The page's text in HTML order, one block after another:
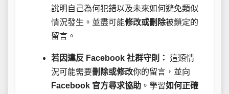
說明自己為何犯錯以及未來如何避免類似
情況發生。並盡可能修改或刪除被鎖定的
留言。
若因違反 Facebook 社群守則： 這類情
況可能需要刪除或修改你的留言，並向
Facebook 官方尋求協助 。學習如何正確